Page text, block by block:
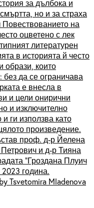
за дълбока и
но и за страха
на
оцветено с лек
литературен
в историята й често
образи, които
без да се ограничава
е внесла в
и цели онирични
и изключително
ги използва като
произведение.
проф. д-р Йелена
и д-р Тияна
"Гроздана Плуич
година.
Tsvetomira Mladenova